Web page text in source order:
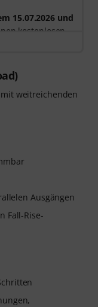
15.07.2026 und
kostenlosen
von
du Leads,
direktes
Filter,
um echte
per E-Mail
Der
Bitte
weitreichenden
Ausgängen
Fall-Rise-